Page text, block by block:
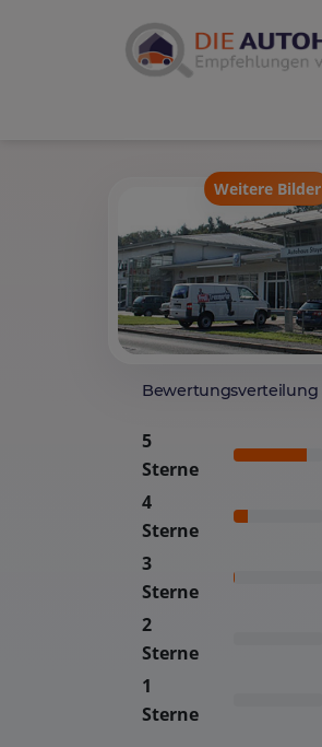
Weitere Bilder
Bewertungsverteilung
5
Sterne
4
Sterne
3
Sterne
2
Sterne
1
Sterne